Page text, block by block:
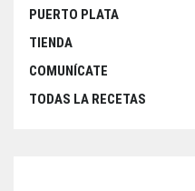
PUERTO PLATA
TIENDA
COMUNÍCATE
TODAS LA RECETAS